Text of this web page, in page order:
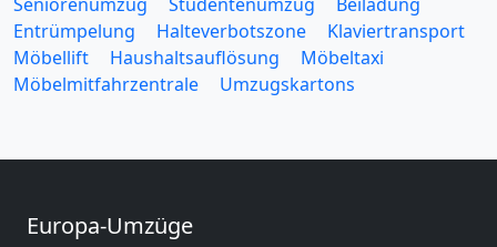
Entrümpelung
Halteverbotszone
Klaviertransport
Möbellift
Haushaltsauflösung
Möbeltaxi
Möbelmitfahrzentrale
Umzugskartons
Europa-Umzüge